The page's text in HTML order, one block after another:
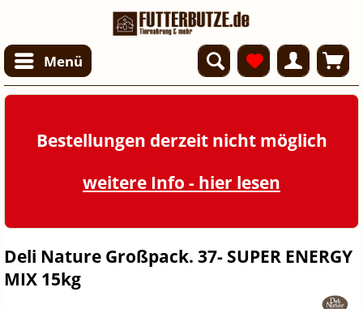
Menü
Bestellungen derzeit nicht möglich
weitere Info - hier lesen
Deli Nature Großpack. 37- SUPER ENERGY
MIX 15kg